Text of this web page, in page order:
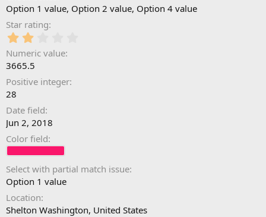
Option 1 value Option 2 value Option 4 value
Star rating
Numeric value
3665.5
Positive integer
28
Date field
Jun 2, 2018
Color field
Select with partial match issue
Option 1 value
Location
Shelton Washington, United States